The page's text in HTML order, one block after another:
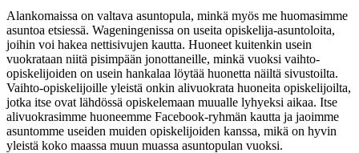
Alankomaissa on valtava asuntopula, minkä myös me huomasimme
asuntoa etsiessä. Wageningenissa on useita opiskelija-asuntoloita,
joihin voi hakea nettisivujen kautta. Huoneet kuitenkin usein
vuokrataan niitä pisimpään jonottaneille, minkä vuoksi vaihto-
opiskelijoiden on usein hankalaa löytää huonetta näiltä sivustoilta.
Vaihto-opiskelijoille yleistä onkin alivuokrata huoneita opiskelijoilta,
jotka itse ovat lähdössä opiskelemaan muualle lyhyeksi aikaa. Itse
alivuokrasimme huoneemme Facebook-ryhmän kautta ja jaoimme
asuntomme useiden muiden opiskelijoiden kanssa, mikä on hyvin
yleistä koko maassa muun muassa asuntopulan vuoksi.